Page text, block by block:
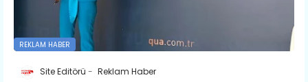
REKLAM HABER
Site Editörü Reklam Haber